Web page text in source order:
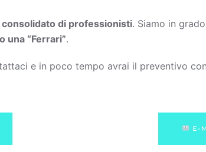
consolidato di professionisti. Siamo in
una “Ferrari”.
e in poco tempo avrai il preventivo
E-